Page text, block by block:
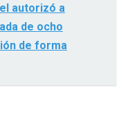
autorizó a
de ocho
de forma